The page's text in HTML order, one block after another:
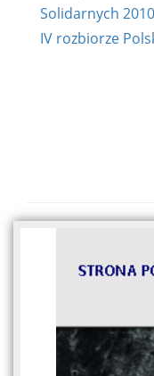
Solidarnych
IV rozbiorze